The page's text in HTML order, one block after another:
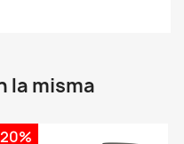
la misma